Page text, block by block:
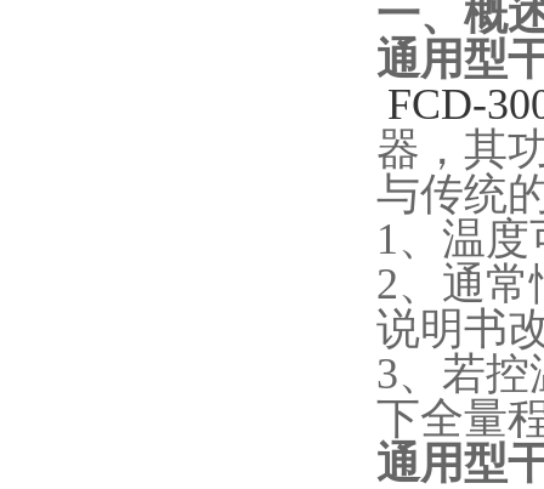
一、概
通用型
FCD-
器，其
与传统
1、温
2、通
说明书
3、若
下全量
通用型